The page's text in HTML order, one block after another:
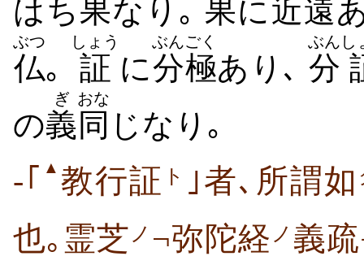
はち果なり｡ 果に近遠
仏
ぶつ
｡ 証
しょう
に分極
ぶんごく
あり､ 分
ぶん し
の義
ぎ
同
おな
じなり｡
-｢ ▲ 教行証 ト ｣者､所謂如
也｡霊芝 ノ ¬弥陀経 ノ 義疏